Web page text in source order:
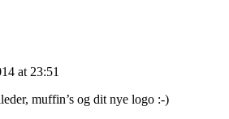
at 23:51
muffin’s og dit nye logo :-)